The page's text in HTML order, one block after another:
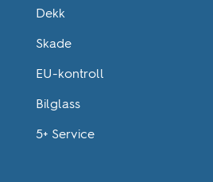
Dekk
Skade
EU-kontroll
Bilglass
5+ Service